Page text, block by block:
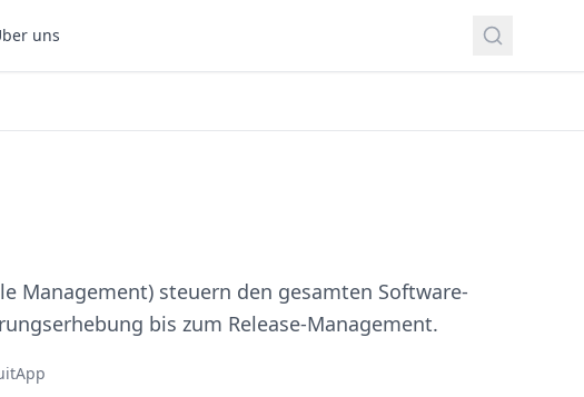
uns
Management) steuern den gesamten Software-
bis zum Release-Management.